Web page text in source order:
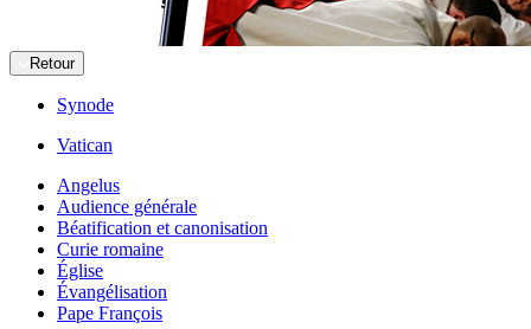
Retour
Synode
Vatican
Angelus
Audience générale
Béatification et canonisation
Curie romaine
Église
Évangélisation
Pape François